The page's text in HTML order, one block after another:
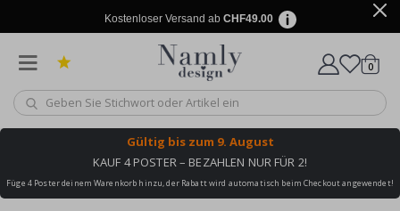
Kostenloser Versand ab CHF49.00
Wagen
0
Gültig bis zum 9. August
KAUF 4 POSTER – BEZAHLEN NUR FÜR 2!
Füge 4 Poster deinem Warenkorb hinzu, der Rabatt wird automatisch beim Checkout angewendet!